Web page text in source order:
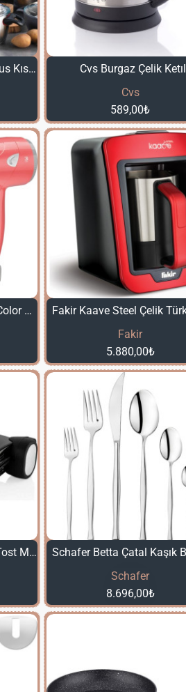
Korkmaz A1354 Gusto Plus Kısa Tencere 24 x 6,5
Cvs
Cvs Burgaz Çelik Ketıl
589,00₺
Arzum AR5014 Senfony Color 2000W Saç Kurutma Makinesi Mercan
Fakir
5.880,00₺
Korkmaz Tostema Maxi Tost Makinesi Siyah A811-05
Schafer
8.696,00₺